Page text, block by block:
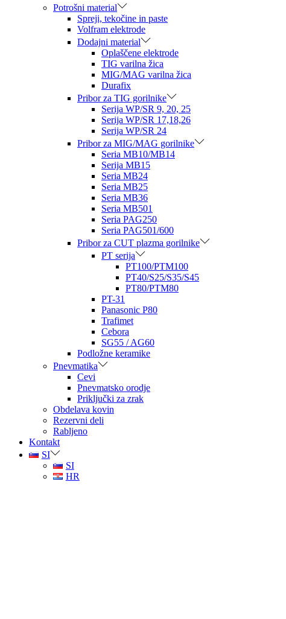
Potrošni material
Spreji, tekočine in paste
Volfram elektrode
Dodajni material
Oplaščene elektrode
TIG varilna žica
MIG/MAG varilna žica
Durafix
Pribor za TIG gorilnike
Serija WP/SR 9, 20, 25
Serija WP/SR 17,18,26
Serija WP/SR 24
Pribor za MIG/MAG gorilnike
Seria MB10/MB14
Serija MB15
Seria MB24
Seria MB25
Seria MB36
Seria MB501
Seria PAG250
Seria PAG501/600
Pribor za CUT plazma gorilnike
PT serija
PT100/PTM100
PT40/S25/S35/S45
PT80/PTM80
PT-31
Panasonic P80
Trafimet
Cebora
SG55 / AG60
Podložne keramike
Pnevmatika
Cevi
Pnevmatsko orodje
Priključki za zrak
Obdelava kovin
Rezervni deli
Rabljeno
Kontakt
SI
SI
HR